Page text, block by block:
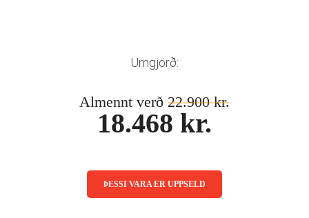
Umgjörð:
Almennt verð 22.900 kr.
18.468 kr.
ÞESSI VARA ER UPPSELD